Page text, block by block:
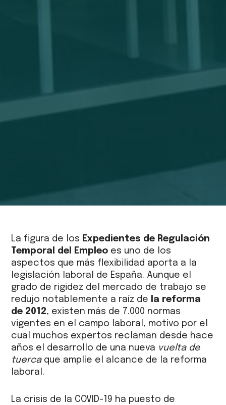
La figura de los Expedientes de Regulación
Temporal del Empleo es uno de los
aspectos que más flexibilidad aporta a la
legislación laboral de España. Aunque el
grado de rigidez del mercado de trabajo se
redujo notablemente a raíz de la reforma
de 2012, existen más de 7.000 normas
vigentes en el campo laboral, motivo por el
cual muchos expertos reclaman desde hace
años el desarrollo de una nueva vuelta de
tuercaque amplíe el alcance de la reforma
laboral.
La crisis de la COVID-19 ha puesto de